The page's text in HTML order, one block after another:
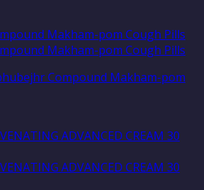
Compound Makham-pom